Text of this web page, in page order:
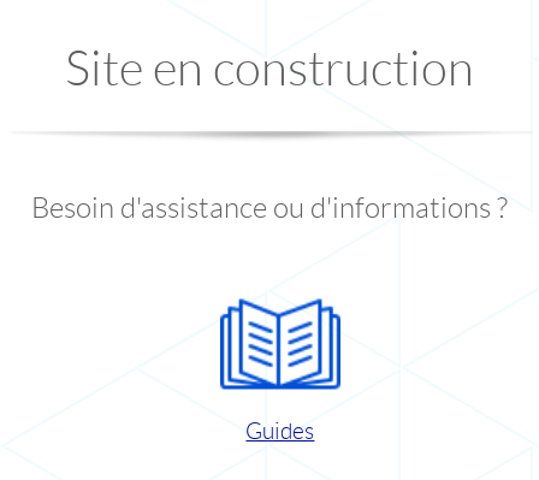
Site en construction
Besoin d'assistance ou d'informations ?
Guides